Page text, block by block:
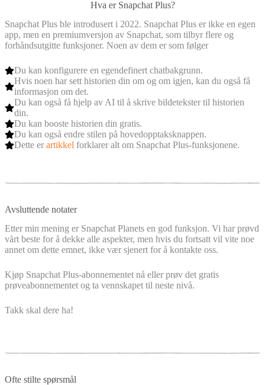
Hva er Snapchat Plus?
Snapchat Plus ble introdusert i 2022. Snapchat Plus er ikke en egen
app, men en premiumversjon av Snapchat, som tilbyr flere og
forhåndsutgitte funksjoner. Noen av dem er som følger
Du kan konfigurere en egendefinert chatbakgrunn.
Hvis noen har sett historien din om og om igjen, kan du også få
informasjon om det.
Du kan også få hjelp av AI til å skrive bildetekster til historien
din.
Du kan booste historien din gratis.
Du kan også endre stilen på hovedopptaksknappen.
Dette er artikkel forklarer alt om Snapchat Plus-funksjonene.
Avsluttende notater
Etter min mening er Snapchat Planets en god funksjon. Vi har prøvd
vårt beste for å dekke alle aspekter, men hvis du fortsatt vil vite noe
annet om dette emnet, ikke vær sjenert for å kontakte oss.
Kjøp Snapchat Plus-abonnementet nå eller prøv det gratis
prøveabonnementet og ta vennskapet til neste nivå.
Takk skal dere ha!
Ofte stilte spørsmål